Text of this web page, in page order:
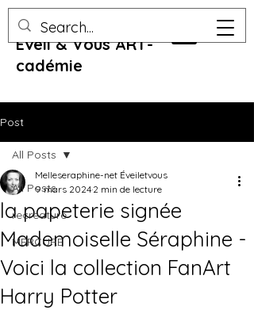
Eveil & Vous ART-
cadémie
Post
All Posts
recreature
MERCURE
All Posts
la papeterie signée
Mademoiselle Séraphine -
Voici la collection FanArt
Harry Potter
Melleseraphine-net Éveiletvous
9 mars 2024 2 min de lecture